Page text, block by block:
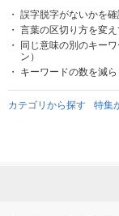
誤字脱字がないかを確
言葉の区切り方を変
同じ意味の別のキー
ン）
キーワードの数を減ら
カテゴリから探す 特集